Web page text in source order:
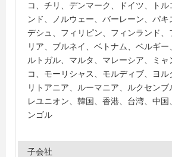
コ、チリ、デンマーク、ドイツ、トル
ンド、ノルウェー、バーレーン、パキ
デシュ、フィリピン、フィンランド、
リア、ブルネイ、ベトナム、ベルギ
ルトガル、マルタ、マレーシア、ミャ
コ、モーリシャス、モルディブ、ヨル
リトアニア、ルーマニア、ルクセンブ
レユニオン、韓国、香港、台湾、中国
ンゴル
子会社